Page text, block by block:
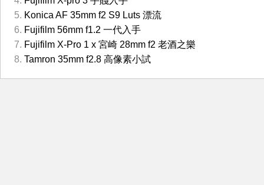
Konica AF 35mm f2 S9 Luts 漂流
Fujifilm 56mm f1.2 一代入手
Fujifilm X-Pro 1 x 宮崎 28mm f2 老酒之樂
Tamron 35mm f2.8 高像素小試